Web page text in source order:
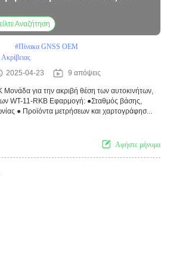
Αναζήτηση
#Πίνακα GNSS OEM
2025-04-23 9 απόψεις
για την ακριβή θέση των αυτοκινήτων,
WT-11-RKB Εφαρμογή: ●Σταθμός βάσης,
● Προϊόντα μετρήσεων και χαρτογράφησ...
Αφήστε μήνυμα